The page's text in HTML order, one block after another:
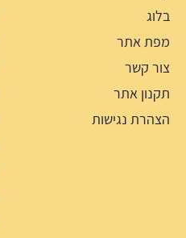
בלוג
מפת אתר
צור קשר
תקנון אתר
הצהרת נגישות